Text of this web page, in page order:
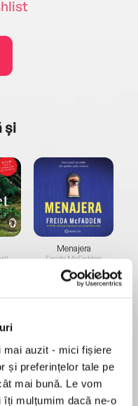
mai auzit - mici fișiere
și preferințelor tale pe
mai bună. Le vom
îți mulțumim dacă ne-o
și
de
Menajera
Freida McFadden
Migdală
Sohn Won-pyung